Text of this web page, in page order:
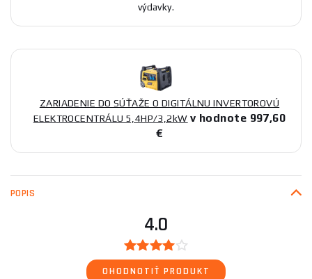
výdavky.
ZARIADENIE DO SÚŤAŽE O DIGITÁLNU INVERTOROVÚ
ELEKTROCENTRÁLU 5,4HP/3,2kW v hodnote 997,60
€
POPIS
4.0
OHODNOTIŤ PRODUKT